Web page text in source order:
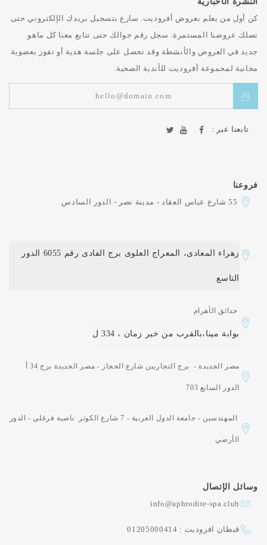
كن أول من يعلم بعروض أفروديت. سارع بتسجيل بريدك الإلكتروني حتى
تصلك عروضنا المستمرة. سجل رقم جوالك حتى تتابع معنا كل ماهو
جديد في العروض والأنشطة وقد تحصل على جلسة هدية أو تفوز بعضوية
مجانية لمجموعة أفروديت للأندية الصحية.
تابعنا عبر :
فروعنا
زهراء المعادى، المعراج العلوى برج الفادى رقم 6055 الدور
التاسع
حدائق الأهرام
بوابة مينا،بالقرب من خير زمان ، 334 ل
مصر الجديدة - برج التجاريين شارع الحجاز - مصر الجديدة برج 34 أ
الدور السابع 703
المهندسين - جامعة الدول العربية - 7 شارع الكوثر ناصية فرغلي - الدور
الأرضي
وسائل الإتصال
info@aphrodite-spa.club
قبطان افروديت : 01205000414